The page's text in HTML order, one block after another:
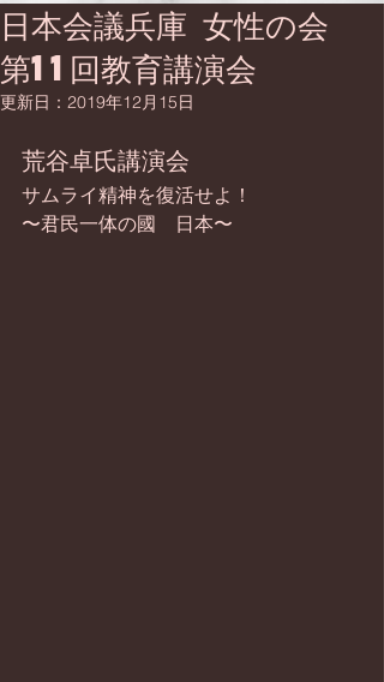
日本会議兵庫 女性の会
第11回教育講演会
更新日： 2019年12月15日
荒谷卓氏講演会
サムライ精神を復活せよ！
〜君民一体の國　日本〜